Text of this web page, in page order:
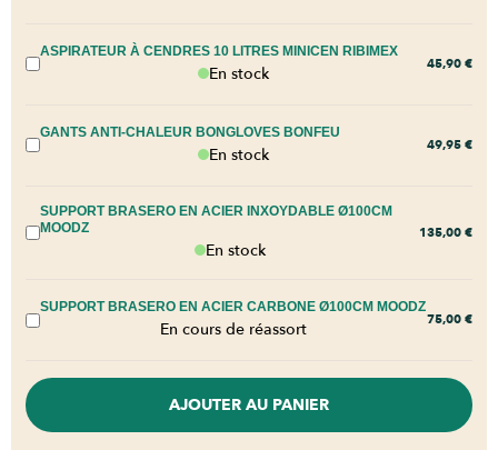
ASPIRATEUR À CENDRES 10 LITRES MINICEN RIBIMEX
En stock 45,90 €
GANTS ANTI-CHALEUR BONGLOVES BONFEU
En stock 49,95 €
SUPPORT BRASERO EN ACIER INXOYDABLE Ø100CM
MOODZ
En stock
135,00 €
SUPPORT BRASERO EN ACIER CARBONE Ø100CM MOODZ
En cours de réassort 75,00 €
AJOUTER AU PANIER